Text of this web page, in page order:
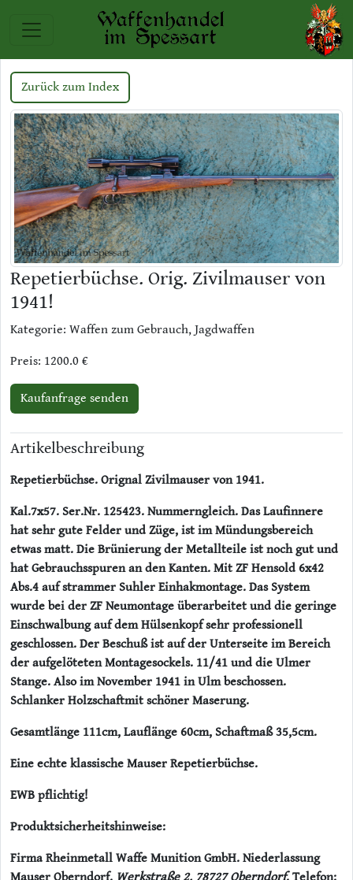
Zurück zum Index
Repetierbüchse. Orig. Zivilmauser von
1941!
Kategorie: Waffen zum Gebrauch, Jagdwaffen
Preis: 1200.0 €
Kaufanfrage senden
Artikelbeschreibung
Repetierbüchse. Orignal Zivilmauser von 1941.
Kal.7x57. Ser.Nr. 125423. Nummerngleich. Das Laufinnere
hat sehr gute Felder und Züge, ist im Mündungsbereich
etwas matt. Die Brünierung der Metallteile ist noch gut und
hat Gebrauchsspuren an den Kanten. Mit ZF Hensold 6x42
Abs.4 auf strammer Suhler Einhakmontage. Das System
wurde bei der ZF Neumontage überarbeitet und die geringe
Einschwalbung auf dem Hülsenkopf sehr professionell
geschlossen. Der Beschuß ist auf der Unterseite im Bereich
der aufgelöteten Montagesockels. 11/41 und die Ulmer
Stange. Also im November 1941 in Ulm beschossen.
Schlanker Holzschaftmit schöner Maserung.
Gesamtlänge 111cm, Lauflänge 60cm, Schaftmaß 35,5cm.
Eine echte klassische Mauser Repetierbüchse.
EWB pflichtig!
Produktsicherheitshinweise:
Firma Rheinmetall Waffe Munition GmbH. Niederlassung